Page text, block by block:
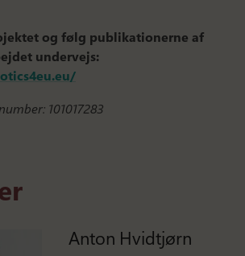
og følg publikationerne af
undervejs:
101017283
Anton Hvidtjørn